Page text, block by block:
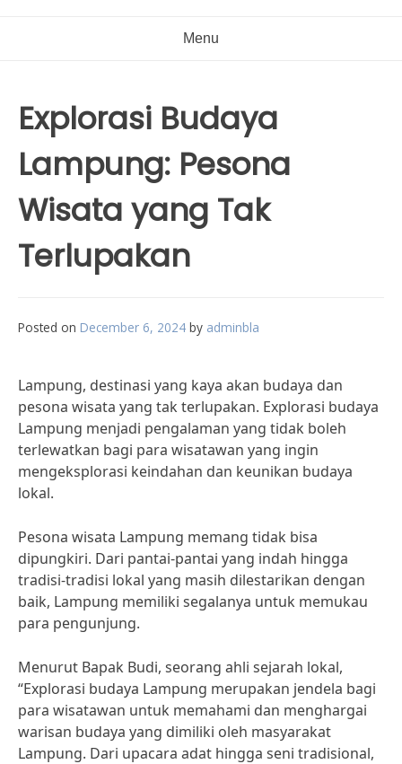
Menu
Explorasi Budaya
Lampung: Pesona
Wisata yang Tak
Terlupakan
Posted on December 6, 2024 by adminbla
Lampung, destinasi yang kaya akan budaya dan
pesona wisata yang tak terlupakan. Explorasi budaya
Lampung menjadi pengalaman yang tidak boleh
terlewatkan bagi para wisatawan yang ingin
mengeksplorasi keindahan dan keunikan budaya
lokal.
Pesona wisata Lampung memang tidak bisa
dipungkiri. Dari pantai-pantai yang indah hingga
tradisi-tradisi lokal yang masih dilestarikan dengan
baik, Lampung memiliki segalanya untuk memukau
para pengunjung.
Menurut Bapak Budi, seorang ahli sejarah lokal,
“Explorasi budaya Lampung merupakan jendela bagi
para wisatawan untuk memahami dan menghargai
warisan budaya yang dimiliki oleh masyarakat
Lampung. Dari upacara adat hingga seni tradisional,